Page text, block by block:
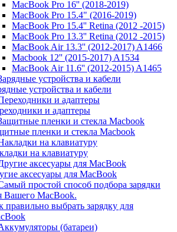
MacBook Pro 16'' (2018-2019)
MacBook Pro 15.4" (2016-2019)
MacBook Pro 15.4'' Retina (2012 -2015)
MacBook Pro 13.3'' Retina (2012 -2015)
MacBook Air 13.3'' (2012-2017) A1466
Macbook 12'' (2015-2017) A1534
MacBook Air 11.6'' (2012-2015) A1465
устройства и кабели
и адаптеры
пленки и стекла Macbook
на клавиатуру
аксесуары для MacBook
правильно выбрать зарядку для